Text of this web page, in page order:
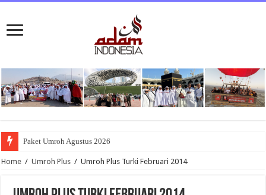
Paket Umroh Agustus 2026
Home / Umroh Plus / Umroh Plus Turki Februari 2014